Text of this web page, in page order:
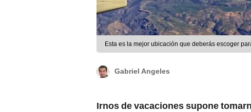
Esta es la mejor ubicación que deberás escoger
Gabriel Angeles
Irnos de vacaciones supone